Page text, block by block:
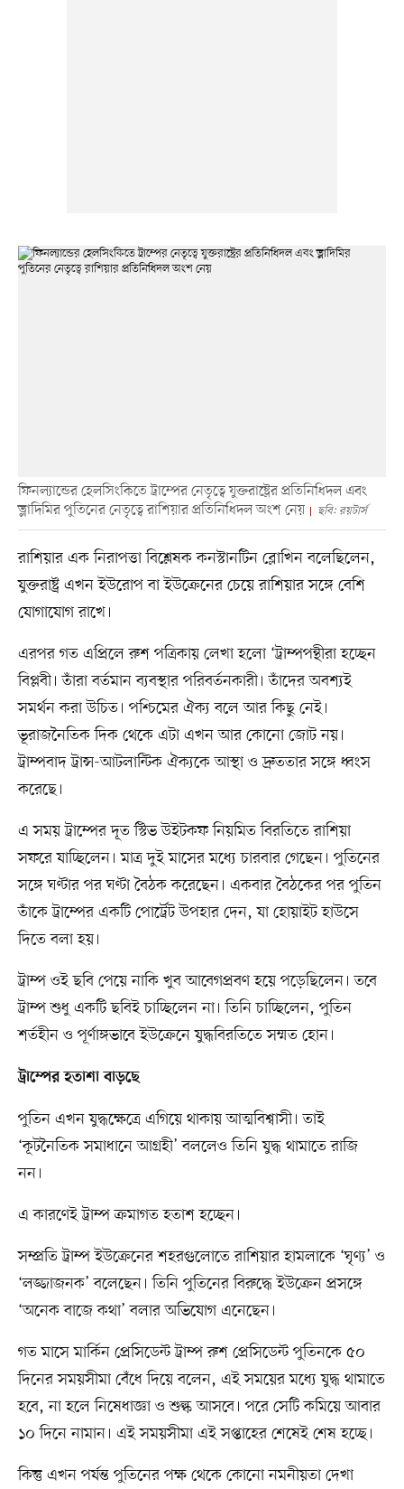
ফিনল্যান্ডের হেলসিংকিতে ট্রাম্পের নেতৃত্বে যুক্তরাষ্ট্রের প্রতিনিধিদল এবং
ভ্লাদিমির পুতিনের নেতৃত্বে রাশিয়ার প্রতিনিধিদল অংশ নেয়
ছবি: রয়টার্স
রাশিয়ার এক নিরাপত্তা বিশ্লেষক কনস্টানটিন ব্লোখিন বলেছিলেন,
যুক্তরাষ্ট্র এখন ইউরোপ বা ইউক্রেনের চেয়ে রাশিয়ার সঙ্গে বেশি
যোগাযোগ রাখে।
এরপর গত এপ্রিলে রুশ পত্রিকায় লেখা হলো ‘ট্রাম্পপন্থীরা হচ্ছেন
বিপ্লবী। তাঁরা বর্তমান ব্যবস্থার পরিবর্তনকারী। তাঁদের অবশ্যই
সমর্থন করা উচিত। পশ্চিমের ঐক্য বলে আর কিছু নেই।
ভূরাজনৈতিক দিক থেকে এটা এখন আর কোনো জোট নয়।
ট্রাম্পবাদ ট্রান্স-আটলান্টিক ঐক্যকে আস্থা ও দ্রুততার সঙ্গে ধ্বংস
করেছে।
এ সময় ট্রাম্পের দূত স্টিভ উইটকফ নিয়মিত বিরতিতে রাশিয়া
সফরে যাচ্ছিলেন। মাত্র দুই মাসের মধ্যে চারবার গেছেন। পুতিনের
সঙ্গে ঘণ্টার পর ঘণ্টা বৈঠক করেছেন। একবার বৈঠকের পর পুতিন
তাঁকে ট্রাম্পের একটি পোর্ট্রেট উপহার দেন, যা হোয়াইট হাউসে
দিতে বলা হয়।
ট্রাম্প ওই ছবি পেয়ে নাকি খুব আবেগপ্রবণ হয়ে পড়েছিলেন। তবে
ট্রাম্প শুধু একটি ছবিই চাচ্ছিলেন না। তিনি চাচ্ছিলেন, পুতিন
শর্তহীন ও পূর্ণাঙ্গভাবে ইউক্রেনে যুদ্ধবিরতিতে সম্মত হোন।
ট্রাম্পের হতাশা বাড়ছে
পুতিন এখন যুদ্ধক্ষেত্রে এগিয়ে থাকায় আত্মবিশ্বাসী। তাই
‘কূটনৈতিক সমাধানে আগ্রহী’ বললেও তিনি যুদ্ধ থামাতে রাজি
নন।
এ কারণেই ট্রাম্প ক্রমাগত হতাশ হচ্ছেন।
সম্প্রতি ট্রাম্প ইউক্রেনের শহরগুলোতে রাশিয়ার হামলাকে ‘ঘৃণ্য’ ও
‘লজ্জাজনক’ বলেছেন। তিনি পুতিনের বিরুদ্ধে ইউক্রেন প্রসঙ্গে
‘অনেক বাজে কথা’ বলার অভিযোগ এনেছেন।
গত মাসে মার্কিন প্রেসিডেন্ট ট্রাম্প রুশ প্রেসিডেন্ট পুতিনকে ৫০
দিনের সময়সীমা বেঁধে দিয়ে বলেন, এই সময়ের মধ্যে যুদ্ধ থামাতে
হবে, না হলে নিষেধাজ্ঞা ও শুল্ক আসবে। পরে সেটি কমিয়ে আবার
১০ দিনে নামান। এই সময়সীমা এই সপ্তাহের শেষেই শেষ হচ্ছে।
কিন্তু এখন পর্যন্ত পুতিনের পক্ষ থেকে কোনো নমনীয়তা দেখা